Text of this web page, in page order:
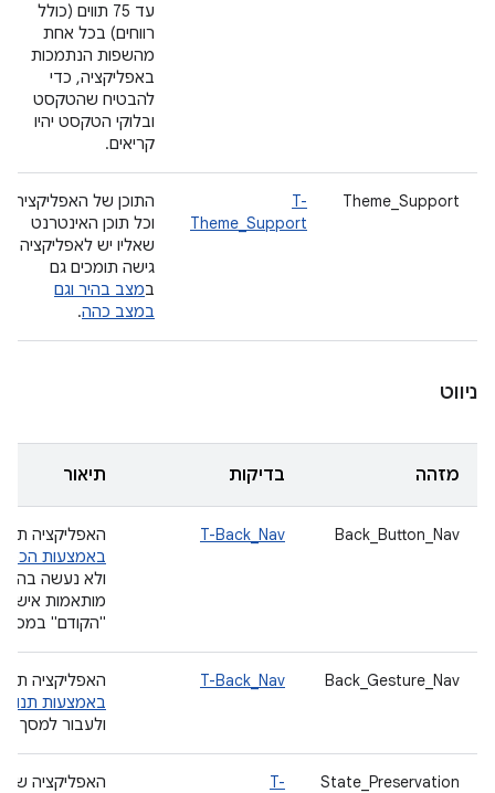
עד 75 תווים (כולל
רווחים) בכל אחת
מהשפות הנתמכות
באפליקציה, כדי
להבטיח שהטקסט
ובלוקי הטקסט יהיו
קריאים.
Theme_Support
T-
Theme_Support
התוכן של האפליקציה
וכל תוכן האינטרנט
שאליו יש לאפליקציה
גישה תומכים גם
במצב בהיר וגם
במצב כהה.
ניווט
מזהה בדיקות תיאור
Back_Button_Nav
T-Back_Nav
האפליקציה
באמצעות
ולא נעשה בה
מותאמות
"הקודם" במסך.
Back_Gesture_Nav
T-Back_Nav
האפליקציה
באמצעות
ולעבור למסך
State_Preservation
T-
האפליקציה